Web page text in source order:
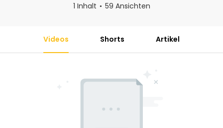
1 Inhalt 59 Ansichten
Videos Shorts Artikel